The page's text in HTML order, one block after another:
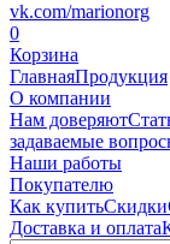
vk.com/marionorg
0
Корзина
ГлавнаяПродукция
О компании
Нам доверяют
задаваемые
Наши работы
Покупателю
Как купитьСкидки
Доставка и оплата